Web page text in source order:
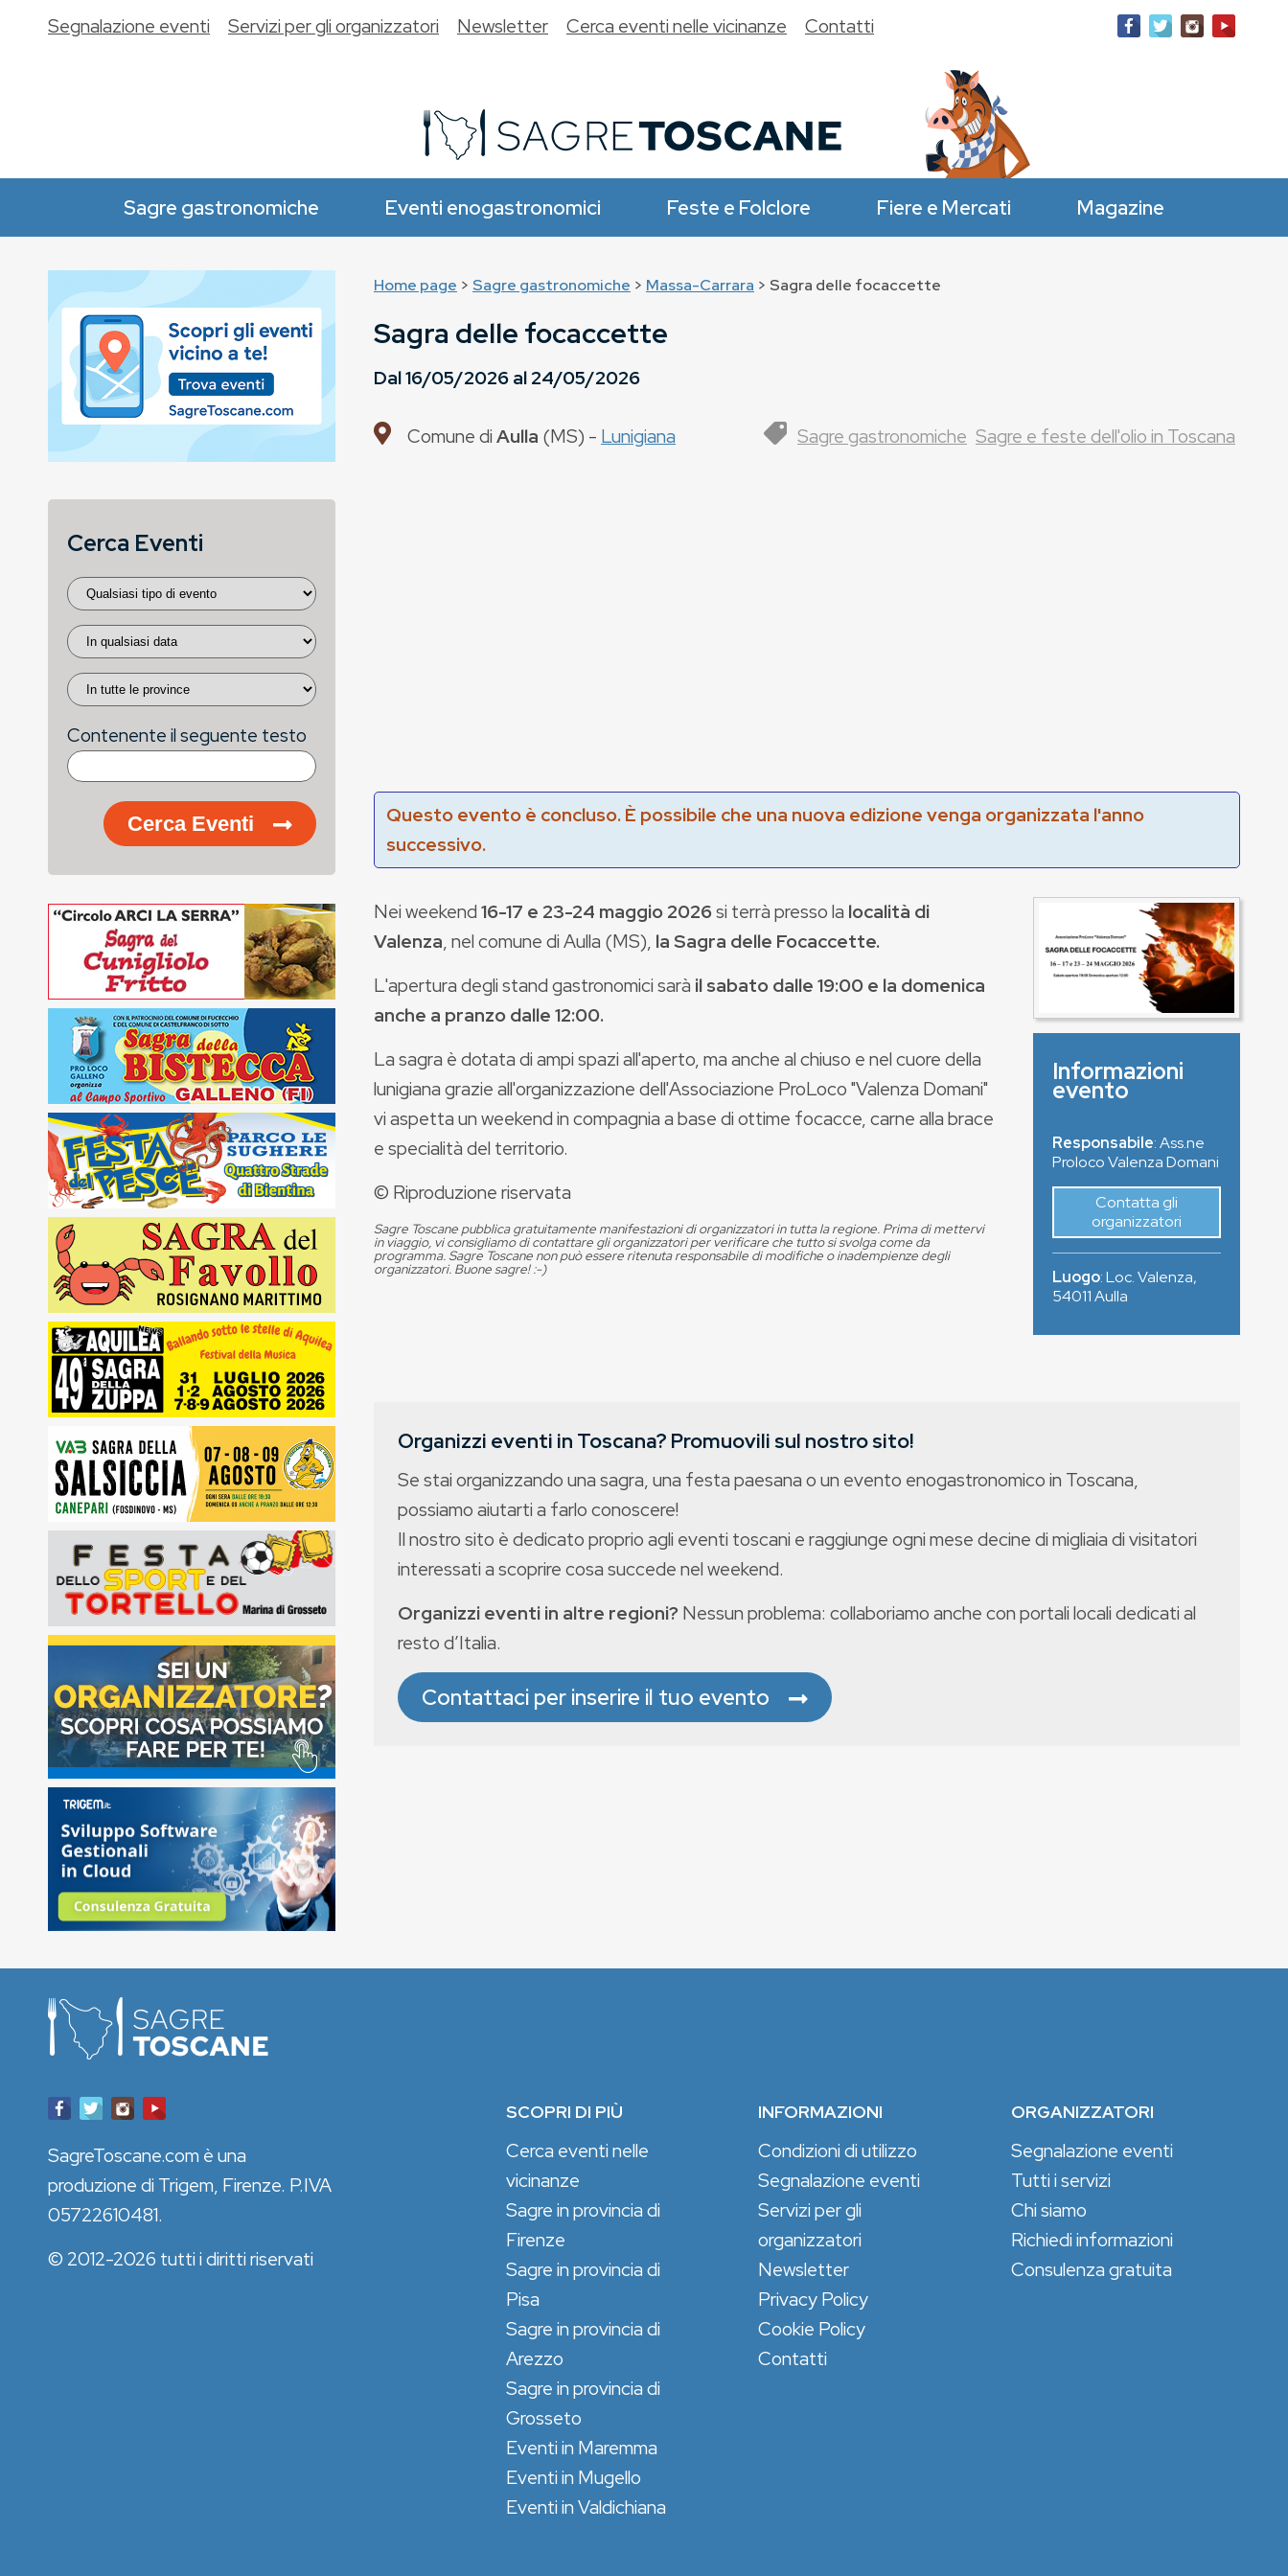
Sagre gastronomiche Eventi enogastronomici Feste e Folclore Fiere e Mercati Magazine
Segnalazione eventi Servizi per gli organizzatori Newsletter Cerca eventi nelle vicinanze Contatti
Home page > Sagre gastronomiche > Massa-Carrara > Sagra delle focaccette
Sagra delle focaccette
Dal16/05/2026al24/05/2026
Comune diAulla (MS) - Lunigiana Sagre gastronomiche Sagre e feste dell'olio in Toscana
Questo evento è concluso. È possibile che una nuova edizione venga organizzata l'anno
successivo.
Nei weekend16-17 e 23-24 maggio 2026si terrà presso la località di
Valenza, nel comune di Aulla (MS), la Sagra delle Focaccette.
L'apertura degli stand gastronomici sarà il sabato dalle 19:00 e la domenica
anche a pranzo dalle 12:00.
La sagra è dotata di ampi spazi all'aperto, ma anche al chiuso e nel cuore della
lunigiana grazie all'organizzazione dell'Associazione ProLoco "Valenza Domani"
vi aspetta un weekend in compagnia a base di ottime focacce, carne alla brace
e specialità del territorio.
© Riproduzione riservata
Sagre Toscane pubblica gratuitamente manifestazioni di organizzatori in tutta la regione. Prima di mettervi
in viaggio, vi consigliamo di contattare gli organizzatori per verificare che tutto si svolga come da
programma. Sagre Toscane non può essere ritenuta responsabile di modifiche o inadempienze degli
organizzatori. Buone sagre! :-)
Informazioni
evento
Responsabile: Ass.ne
Proloco Valenza Domani
Contatta gli
organizzatori
Luogo:Loc. Valenza,
54011Aulla
Organizzi eventi in Toscana? Promuovili sul nostro sito!
Se stai organizzando una sagra, una festa paesana o un evento enogastronomico in Toscana,
possiamo aiutarti a farlo conoscere!
Il nostro sito è dedicato proprio agli eventi toscani e raggiunge ogni mese decine di migliaia di visitatori
interessati a scoprire cosa succede nel weekend.
Organizzi eventi in altre regioni? Nessun problema: collaboriamo anche con portali locali dedicati al
resto d’Italia.
Contattaci per inserire il tuo evento
Cerca Eventi
Contenente il seguente testo
Cerca Eventi
SCOPRI DI PIÙ
Cerca eventi nelle
vicinanze
Sagre in provincia di
Firenze
Sagre in provincia di
Pisa
Sagre in provincia di
Arezzo
Sagre in provincia di
Grosseto
Eventi in Maremma
Eventi in Mugello
Eventi in Valdichiana
INFORMAZIONI
Condizioni di utilizzo
Segnalazione eventi
Servizi per gli
organizzatori
Newsletter
Privacy Policy
Cookie Policy
Contatti
ORGANIZZATORI
Segnalazione eventi
Tutti i servizi
Chi siamo
Richiedi informazioni
Consulenza gratuita
SagreToscane.com è una
produzione di Trigem, Firenze. P.IVA
05722610481.
© 2012-2026 tutti i diritti riservati